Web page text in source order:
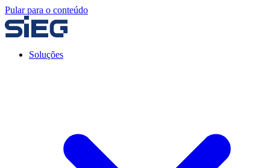
Pular para o conteúdo
Soluções